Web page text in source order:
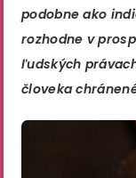
podobne ako
rozhodne v
ľudských
človeka